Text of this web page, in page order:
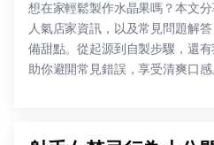
想在家輕鬆製作水晶果嗎？本文
人氣店家資訊，以及常見問題解
備甜點。從起源到自製步驟，還
助你避開常見錯誤，享受清爽口感